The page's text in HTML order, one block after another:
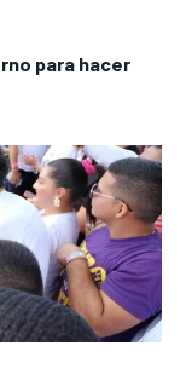
para hacer